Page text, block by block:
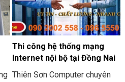
Thi công hệ thống mạng
Internet nội bộ tại Đồng Nai
Thiên Sơn Computer chuyên